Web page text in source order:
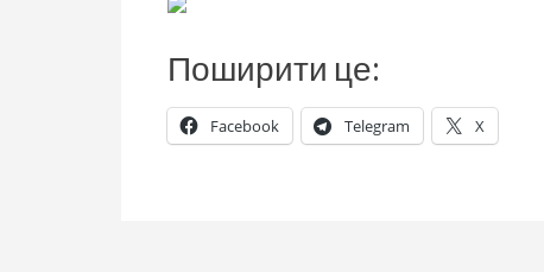
Поширити це:
Facebook Telegram X